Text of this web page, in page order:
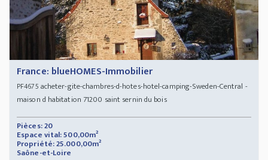
France: blueHOMES-Immobilier
PF4675 acheter-gite-chambres-d-hotes-hotel-camping-Sweden-Central -
maison d habitation 71200 saint sernin du bois
Pièces: 20
Espace vital: 500,00m²
Propriété: 25.000,00m²
Saône-et-Loire